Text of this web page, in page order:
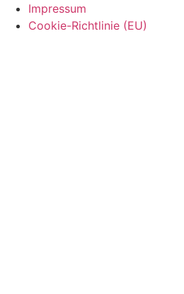
Impressum
Cookie-Richtlinie (EU)